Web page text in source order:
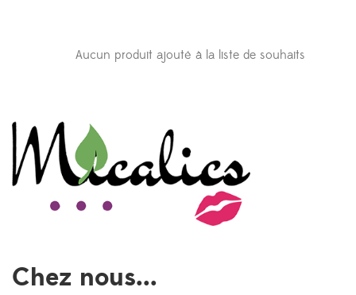
Aucun produit ajouté à la liste de souhaits
Chez nous...